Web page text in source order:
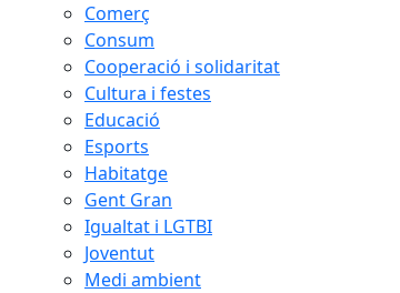
Comerç
Consum
Cooperació i solidaritat
Cultura i festes
Educació
Esports
Habitatge
Gent Gran
Igualtat i LGTBI
Joventut
Medi ambient